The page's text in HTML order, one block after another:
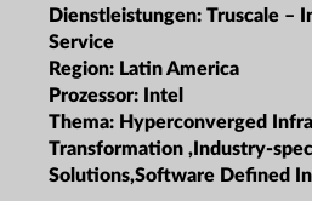
Dienstleistungen: Truscale –
Service
Region: Latin America
Prozessor: Intel
Thema: Hyperconverged
Transformation ,Industry-
Solutions,Software Defined